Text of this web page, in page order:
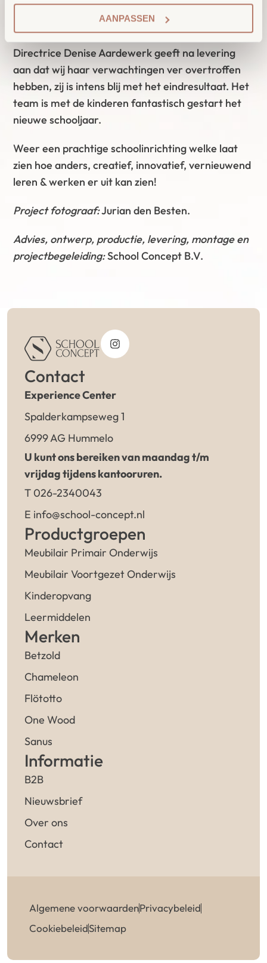
AANPASSEN
in combinatie met natuurlijk berken hout, wit &
aarde tinten voelt het heel huiselijk aan.
Directrice Denise Aardewerk geeft na levering
aan dat wij haar verwachtingen ver overtroffen
hebben, zij is intens blij met het eindresultaat. Het
team is met de kinderen fantastisch gestart het
nieuwe schooljaar.
Weer een prachtige schoolinrichting welke laat
zien hoe anders, creatief, innovatief, vernieuwend
leren & werken er uit kan zien!
Project fotograaf:Jurian den Besten.
Advies, ontwerp, productie, levering, montage en
projectbegeleiding:School Concept B.V.
Contact
Experience Center
Spalderkampseweg 1
6999 AG Hummelo
U kunt ons bereiken van maandag t/m
vrijdag tijdens kantooruren.
T 026-2340043
E info@school-concept.nl
Productgroepen
Meubilair Primair Onderwijs
Meubilair Voortgezet Onderwijs
Kinderopvang
Leermiddelen
Merken
Betzold
Chameleon
Flötotto
One Wood
Sanus
Informatie
B2B
Nieuwsbrief
Over ons
Contact
Algemene voorwaardenPrivacybeleid
CookiebeleidSitemap